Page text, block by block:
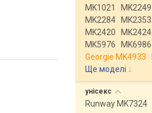
MK1021 MK2249
MK2284
MK2353
MK2420
MK2424
MK5976
MK6986
Georgie MK4933
Ще моделі ↓
унісекс
Runway MK7324